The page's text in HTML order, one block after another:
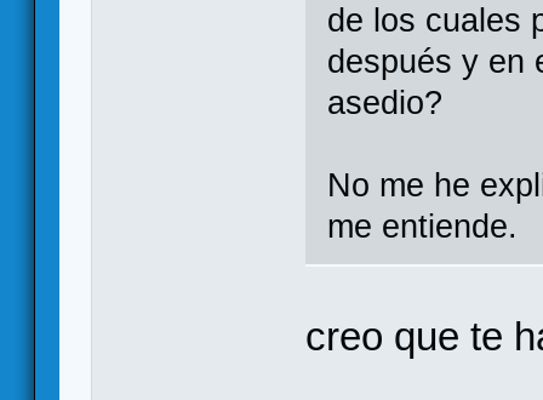
de los cuales
después y en
asedio?
No me he
me entiende.
creo que te